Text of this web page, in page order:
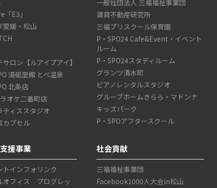
E3」
愛媛・松山
ロン【ルアイプアイ】
湯砥里館 とべ温泉
北条店
オケ二番町店
ティススタジオ
カプセル
一般社団法人 三福福祉事業団
賃貸不動産研究所
三福プリスクール保育園
P・SPO24 Cafe&Event・イベント
ルーム
P・SPO24スタディルーム
グランツ清水町
ピアノレンタルスタジオ
グループホームきらら・マドンナ
キッズパーク
P・SPOアフタースクール
援事業
トインフォリンク
オフィス プログレッ
社会貢献
三福福祉事業団
Facebook1000人大会in松山